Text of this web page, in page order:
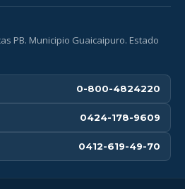
PB. Municipio Guaicaipuro. Estado
0-800-4824220
0424-178-9609
0412-619-49-70